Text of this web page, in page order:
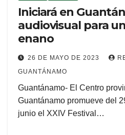
Iniciará en
audiovisual para
enano
26 DE MAYO DE 2023
GUANTÁNAMO
Guantánamo- El Centro
Guantánamo promueve del
junio el XXIV Festival…